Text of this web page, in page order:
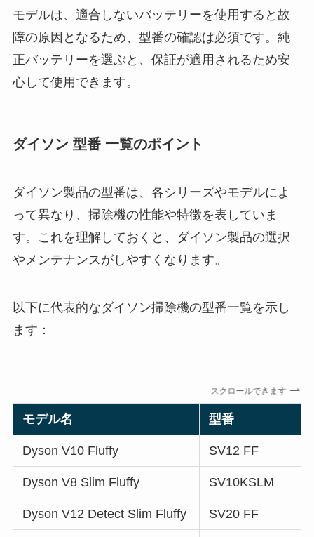
モデルは、適合しないバッテリーを使用すると故
障の原因となるため、型番の確認は必須です。純
正バッテリーを選ぶと、保証が適用されるため安
心して使用できます。
ダイソン 型番 一覧のポイント
ダイソン製品の型番は、各シリーズやモデルによ
って異なり、掃除機の性能や特徴を表していま
す。これを理解しておくと、ダイソン製品の選択
やメンテナンスがしやすくなります。
以下に代表的なダイソン掃除機の型番一覧を示し
ます：
スクロールできます
モデル名 型番
Dyson V10 Fluffy SV12 FF
Dyson V8 Slim Fluffy SV10KSLM
Dyson V12 Detect Slim Fluffy SV20 FF